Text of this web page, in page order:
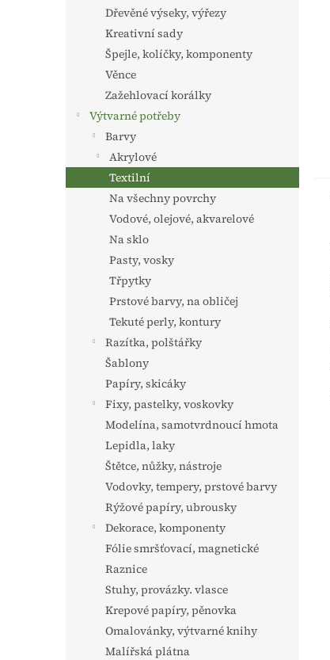
Dřevěné výseky, výřezy
Kreativní sady
Špejle, kolíčky, komponenty
Věnce
Zažehlovací korálky
Výtvarné potřeby
Barvy
Akrylové
Textilní
Na všechny povrchy
Vodové, olejové, akvarelové
Na sklo
Pasty, vosky
Třpytky
Prstové barvy, na obličej
Tekuté perly, kontury
Razítka, polštářky
Šablony
Papíry, skicáky
Fixy, pastelky, voskovky
Modelína, samotvrdnoucí hmota
Lepidla, laky
Štětce, nůžky, nástroje
Vodovky, tempery, prstové barvy
Rýžové papíry, ubrousky
Dekorace, komponenty
Fólie smršťovací, magnetické
Raznice
Stuhy, provázky. vlasce
Krepové papíry, pěnovka
Omalovánky, výtvarné knihy
Malířská plátna